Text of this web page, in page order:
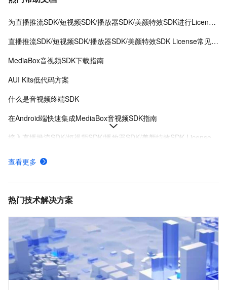
为直播推流SDK/短视频SDK/播放器SDK/美颜特效SDK进行License授权
直播推流SDK/短视频SDK/播放器SDK/美颜特效SDK License常见问题
MediaBox音视频SDK下载指南
AUI Kits低代码方案
什么是音视频终端SDK
在Android端快速集成MediaBox音视频SDK指南
接入直播推流SDK/短视频SDK/播放器SDK/美颜特效SDK License
MediaBox音视频SDK Demo体验
MediaBox音视频SDK计费项说明及购买方式
查看更多
热门技术解决方案